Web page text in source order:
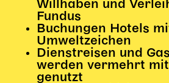
Willhaben und
Fundus
Buchungen Hotels
Umweltzeichen
Dienstreisen und
werden vermehrt
genutzt